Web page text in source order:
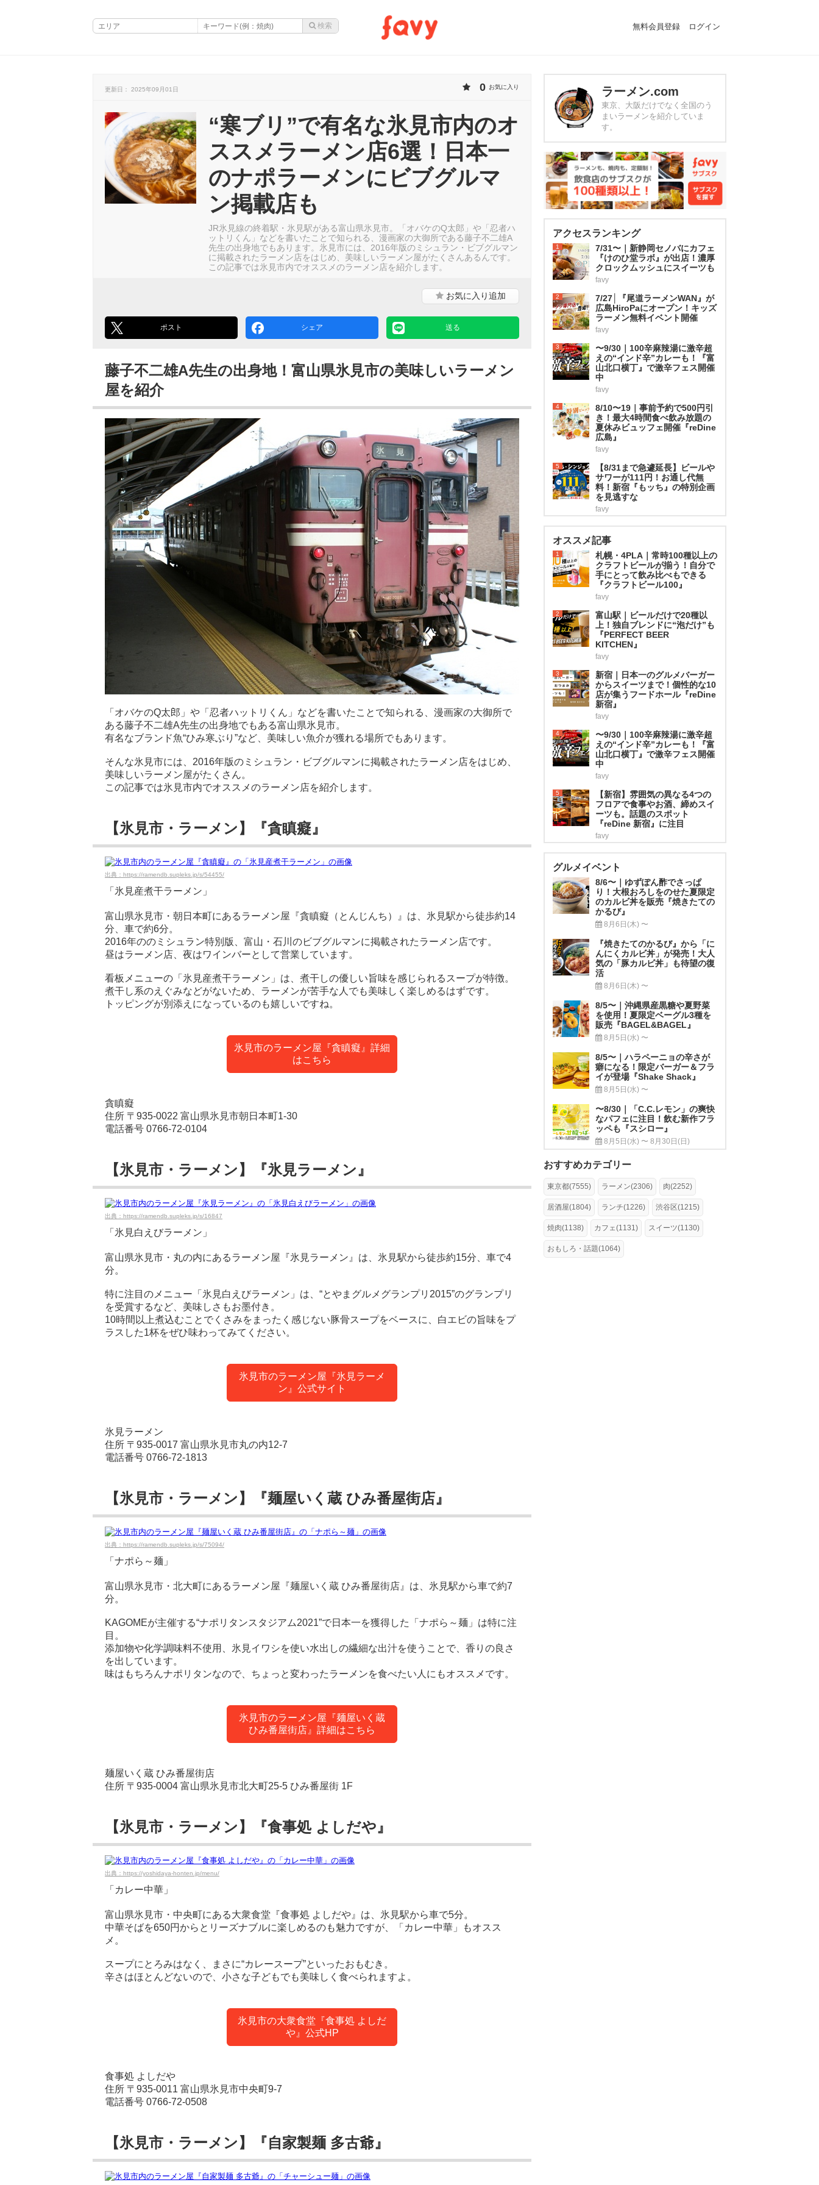
無料会員登録 ログイン
更新日： 2025年09月01日 0 お気に入り
“寒ブリ”で有名な氷見市内のオ
ススメラーメン店6選！日本一
のナポラーメンにビブグルマ
ン掲載店も
JR氷見線の終着駅・氷見駅がある富山県氷見市。「オバケのQ太郎」や「忍者ハ
ットリくん」などを書いたことで知られる、漫画家の大御所である藤子不二雄A
先生の出身地でもあります。氷見市には、2016年版のミシュラン・ビブグルマン
に掲載されたラーメン店をはじめ、美味しいラーメン屋がたくさんあるんです。
この記事では氷見市内でオススメのラーメン店を紹介します。
お気に入り追加
ポスト シェア 送る
藤子不二雄A先生の出身地！富山県氷見市の美味しいラーメン
屋を紹介
「オバケのQ太郎」や「忍者ハットリくん」などを書いたことで知られる、漫画家の大御所で
ある藤子不二雄A先生の出身地でもある富山県氷見市。
有名なブランド魚“ひみ寒ぶり”など、美味しい魚介が獲れる場所でもあります。
そんな氷見市には、2016年版のミシュラン・ビブグルマンに掲載されたラーメン店をはじめ、
美味しいラーメン屋がたくさん。
この記事では氷見市内でオススメのラーメン店を紹介します。
【氷見市・ラーメン】『貪瞋癡』
出典：https://ramendb.supleks.jp/s/54455/
「氷見産煮干ラーメン」
富山県氷見市・朝日本町にあるラーメン屋『貪瞋癡（とんじんち）』は、氷見駅から徒歩約14
分、車で約6分。
2016年ののミシュラン特別版、富山・石川のビブグルマンに掲載されたラーメン店です。
昼はラーメン店、夜はワインバーとして営業しています。
看板メニューの「氷見産煮干ラーメン」は、煮干しの優しい旨味を感じられるスープが特徴。
煮干し系のえぐみなどがないため、ラーメンが苦手な人でも美味しく楽しめるはずです。
トッピングが別添えになっているのも嬉しいですね。
氷見市のラーメン屋『貪瞋癡』詳細
はこちら
貪瞋癡
住所 〒935-0022 富山県氷見市朝日本町1-30
電話番号 0766-72-0104
【氷見市・ラーメン】『氷見ラーメン』
出典：https://ramendb.supleks.jp/s/16847
「氷見白えびラーメン」
富山県氷見市・丸の内にあるラーメン屋『氷見ラーメン』は、氷見駅から徒歩約15分、車で4
分。
特に注目のメニュー「氷見白えびラーメン」は、“とやまグルメグランプリ2015”のグランプリ
を受賞するなど、美味しさもお墨付き。
10時間以上煮込むことでくさみをまったく感じない豚骨スープをベースに、白エビの旨味をプ
ラスした1杯をぜひ味わってみてください。
氷見市のラーメン屋『氷見ラーメ
ン』公式サイト
氷見ラーメン
住所 〒935-0017 富山県氷見市丸の内12-7
電話番号 0766-72-1813
【氷見市・ラーメン】『麺屋いく蔵 ひみ番屋街店』
出典：https://ramendb.supleks.jp/s/75094/
「ナポら～麺」
富山県氷見市・北大町にあるラーメン屋『麺屋いく蔵 ひみ番屋街店』は、氷見駅から車で約7
分。
KAGOMEが主催する“ナポリタンスタジアム2021”で日本一を獲得した「ナポら～麺」は特に注
目。
添加物や化学調味料不使用、氷見イワシを使い水出しの繊細な出汁を使うことで、香りの良さ
を出しています。
味はもちろんナポリタンなので、ちょっと変わったラーメンを食べたい人にもオススメです。
氷見市のラーメン屋『麺屋いく蔵
ひみ番屋街店』詳細はこちら
麺屋いく蔵 ひみ番屋街店
住所 〒935-0004 富山県氷見市北大町25-5 ひみ番屋街 1F
【氷見市・ラーメン】『食事処 よしだや』
出典：https://yoshidaya-honten.jp/menu/
「カレー中華」
富山県氷見市・中央町にある大衆食堂『食事処 よしだや』は、氷見駅から車で5分。
中華そばを650円からとリーズナブルに楽しめるのも魅力ですが、「カレー中華」もオスス
メ。
スープにとろみはなく、まさに“カレースープ”といったおもむき。
辛さはほとんどないので、小さな子どもでも美味しく食べられますよ。
氷見市の大衆食堂『食事処 よしだ
や』公式HP
食事処 よしだや
住所 〒935-0011 富山県氷見市中央町9-7
電話番号 0766-72-0508
【氷見市・ラーメン】『自家製麺 多古爺』
ラーメン.com
東京、大阪だけでなく全国のう
まいラーメンを紹介していま
す。
アクセスランキング
1
7/31〜｜新静岡セノバにカフェ
『けのひ堂ラボ』が出店！濃厚
クロックムッシュにスイーツも
favy
2
7/27│『尾道ラーメンWAN』が
広島HiroPaにオープン！キッズ
ラーメン無料イベント開催
favy
3
〜9/30｜100辛麻辣湯に激辛超
えの“インド辛”カレーも！『富
山北口横丁』で激辛フェス開催
中
favy
4
8/10〜19｜事前予約で500円引
き！最大4時間食べ飲み放題の
夏休みビュッフェ開催『reDine
広島』
favy
5
【8/31まで急遽延長】ビールや
サワーが111円！お通し代無
料！新宿『もッち』の特別企画
を見逃すな
favy
オススメ記事
1
札幌・4PLA｜常時100種以上の
クラフトビールが揃う！自分で
手にとって飲み比べもできる
『クラフトビール100』
favy
2
富山駅｜ビールだけで20種以
上！独自ブレンドに“泡だけ”も
『PERFECT BEER
KITCHEN』
favy
3
新宿｜日本一のグルメバーガー
からスイーツまで！個性的な10
店が集うフードホール『reDine
新宿』
favy
4
〜9/30｜100辛麻辣湯に激辛超
えの“インド辛”カレーも！『富
山北口横丁』で激辛フェス開催
中
favy
5
【新宿】雰囲気の異なる4つの
フロアで食事やお酒、締めスイ
ーツも。話題のスポット
『reDine 新宿』に注目
favy
グルメイベント
8/6〜｜ゆずぽん酢でさっぱ
り！大根おろしをのせた夏限定
のカルビ丼を販売『焼きたての
かるび』
8月6日(木) 〜
『焼きたてのかるび』から「に
んにくカルビ丼」が発売！大人
気の「豚カルビ丼」も待望の復
活
8月6日(木) 〜
8/5〜｜沖縄県産黒糖や夏野菜
を使用！夏限定ベーグル3種を
販売『BAGEL&BAGEL』
8月5日(水) 〜
8/5〜｜ハラペーニョの辛さが
癖になる！限定バーガー＆フラ
イが登場『Shake Shack』
8月5日(水) 〜
〜8/30｜「C.C.レモン」の爽快
なパフェに注目！飲む新作フラ
ッペも『スシロー』
8月5日(水) 〜 8月30日(日)
おすすめカテゴリー
東京都(7555) ラーメン(2306) 肉(2252)
居酒屋(1804) ランチ(1226) 渋谷区(1215)
焼肉(1138) カフェ(1131) スイーツ(1130)
おもしろ・話題(1064)